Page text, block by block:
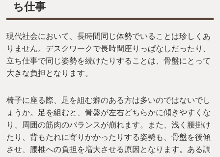
ち仕事
現代社会において、長時間同じ体勢でいることは珍しくあ
りません。デスクワークで長時間座りっぱなしだったり、
立ち仕事で同じ姿勢を続けたりすることは、骨盤にとって
大きな負担となります。
椅子に座る際、足を組む癖のある方は多いのではないでし
ょうか。足を組むと、骨盤が左右どちらかに傾きやすくな
り、周囲の筋肉のバランスが崩れます。また、浅く腰掛け
たり、背もたれに寄りかかったりする姿勢も、骨盤を後傾
させ、腰椎への負担を増大させる原因となります。ある調